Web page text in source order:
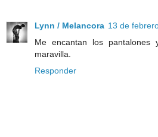
Lynn / Melancora 13 de
Me encantan los
maravilla.
Responder